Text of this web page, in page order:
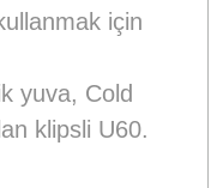
için
yuva, Cold
klipsli U60.